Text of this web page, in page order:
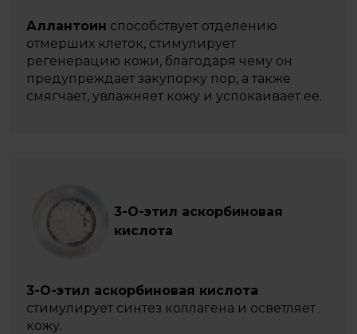
Аллантоин способствует отделению
отмерших клеток, стимулирует
регенерацию кожи, благодаря чему он
предупреждает закупорку пор, а также
смягчает, увлажняет кожу и успокаивает ее.
3-О-этил аскорбиновая
кислота
3-О-этил аскорбиновая кислота
стимулирует синтез коллагена и осветляет
кожу.